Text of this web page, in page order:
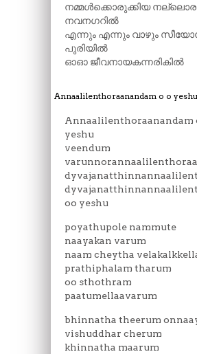
നമ്മൾക്കൊരുക്കിയ
നവനഗറിൽ
എന്നും എന്നും വാഴും
പുരിയിൽ
ഓഓ ജീവനായകന്നരികിൽ
Annaalilenthoraanandam o o yeshu
Annaalilenthoraanandam
yeshu
veendum
oo yeshu
poyathupole nammute
naayakan varum
naam cheytha
prathiphalam tharum
oo sthothram
paatumellaavarum
bhinnatha theerum
vishuddhar cherum
khinnatha maarum